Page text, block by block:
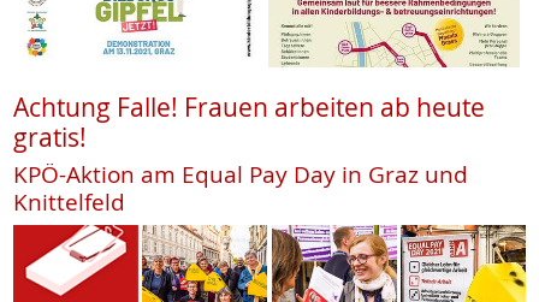
Achtung Falle! Frauen arbeiten ab heute
gratis!
KPÖ-Aktion am Equal Pay Day in Graz und
Knittelfeld